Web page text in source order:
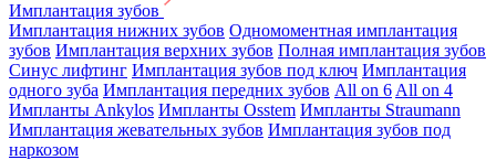
Имплантация зубов
Имплантация нижних зубов Одномоментная имплантация
зубов Имплантация верхних зубов Полная имплантация зубов
Синус лифтинг Имплантация зубов под ключ Имплантация
одного зуба Имплантация передних зубов All on 6 All on 4
Импланты Ankylos Импланты Osstem Импланты Straumann
Имплантация жевательных зубов Имплантация зубов под
наркозом